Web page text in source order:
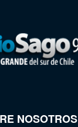
NOSOTROS